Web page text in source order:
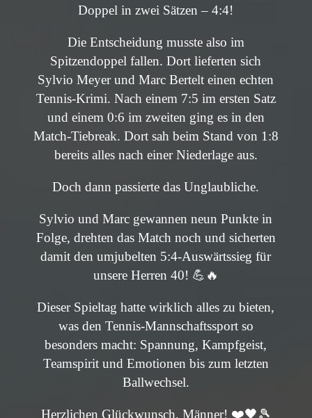
Doppel in zwei Sätzen – 4:4!
Die Entscheidung musste also im
Spitzendoppel fallen. Dort lieferten sich
Sylvio Meyer und Marc Bertelt einen echten
Tennis-Krimi. Nach einem 7:5 im ersten Satz
und einem 0:6 im zweiten ging es in den
Match-Tiebreak. Dort sah beim Stand von 1:8
bereits alles nach einer Niederlage aus.
Doch dann passierte das Unglaubliche.
Sylvio und Marc gewannen neun Punkte in
Folge, drehten das Match noch und sicherten
damit den umjubelten 5:4-Auswärtssieg für
unsere Herren 40! 💪🔥
Dieser Spieltag hatte wirklich alles zu bieten,
was den Tennis-Mannschaftssport so
besonders macht: Spannung, Kampfgeist,
Teamspirit und Emotionen bis zum letzten
Ballwechsel.
Herzlichen Glückwunsch, Männer! ❤️🖤🎾